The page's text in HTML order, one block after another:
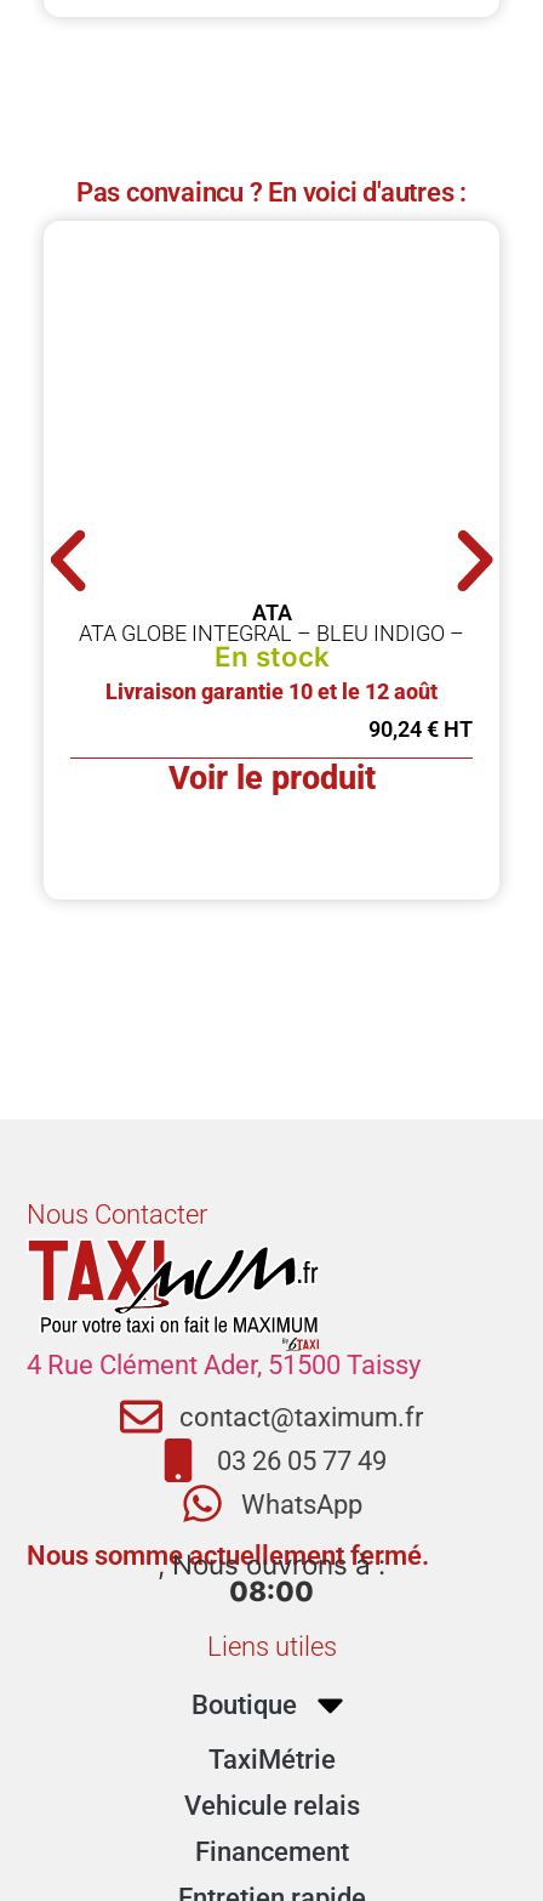
Pas convaincu ? En voici d'autres :
ATA
ATA GLOBE INTEGRAL – BLEU INDIGO –
En stock
Livraison garantie 10 et le 12 août
90,24€
Voir le produit
Nous Contacter
4 Rue Clément Ader, 51500 Taissy
contact@taximum.fr
03 26 05 77 49
WhatsApp
Nous somme actuellement fermé.
, Nous ouvrons à :
08:00
Liens utiles
Boutique
TaxiMétrie
Vehicule relais
Financement